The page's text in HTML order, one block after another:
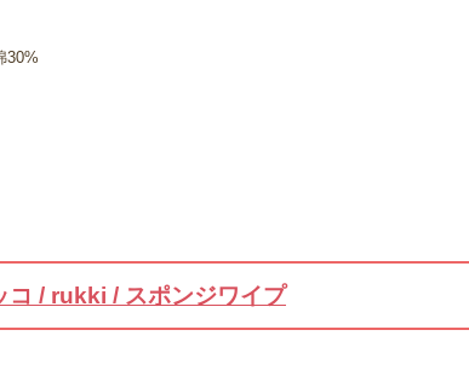
30%
/ rukki / スポンジワイプ